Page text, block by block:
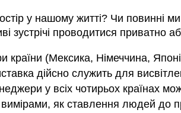
у нашому житті? Чи повинні
зустрічі проводитися приватно
країни (Мексика, Німеччина,
дійсно служить для
у всіх чотирьох країнах
як ставлення людей до